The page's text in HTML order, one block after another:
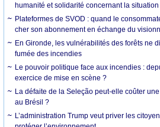
humanité et solidarité concernant la
Plateformes de SVOD : quand le
cher son abonnement en échange du
En Gironde, les vulnérabilités des forêts ne
fumée des incendies
Le pouvoir politique face aux incendies :
exercice de mise en scène ?
La défaite de la Seleção peut-elle coûter
au Brésil ?
L’administration Trump veut priver les